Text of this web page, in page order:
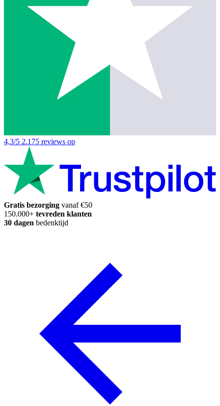
4,3/5 2.175 reviews op
Gratis bezorging vanaf €50
150.000+ tevreden klanten
30 dagen bedenktijd